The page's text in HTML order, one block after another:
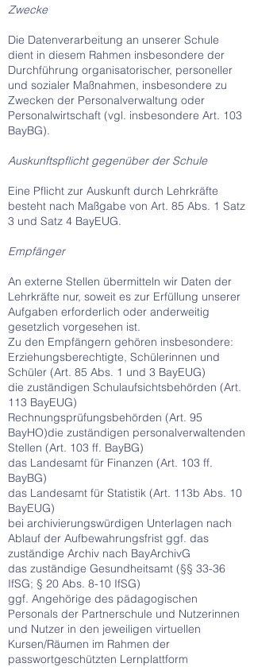
Zwecke
Die Datenverarbeitung an unserer Schule
dient in diesem Rahmen insbesondere der
Durchführung organisatorischer, personeller
und sozialer Maßnahmen, insbesondere zu
Zwecken der Personalverwaltung oder
Personalwirtschaft (vgl. insbesondere Art. 103
BayBG).
Auskunftspflicht gegenüber der Schule
Eine Pflicht zur Auskunft durch Lehrkräfte
besteht nach Maßgabe von Art. 85 Abs. 1 Satz
3 und Satz 4 BayEUG.
Empfänger
An externe Stellen übermitteln wir Daten der
Lehrkräfte nur, soweit es zur Erfüllung unserer
Aufgaben erforderlich oder anderweitig
gesetzlich vorgesehen ist.
Zu den Empfängern gehören insbesondere:
Erziehungsberechtigte, Schülerinnen und
Schüler (Art. 85 Abs. 1 und 3 BayEUG)
die zuständigen Schulaufsichtsbehörden (Art.
113 BayEUG)
Rechnungsprüfungsbehörden (Art. 95
BayHO)die zuständigen personalverwaltenden
Stellen (Art. 103 ff. BayBG)
das Landesamt für Finanzen (Art. 103 ff.
BayBG)
das Landesamt für Statistik (Art. 113b Abs. 10
BayEUG)
bei archivierungswürdigen Unterlagen nach
Ablauf der Aufbewahrungsfrist ggf. das
zuständige Archiv nach BayArchivG
das zuständige Gesundheitsamt (§§ 33-36
IfSG; § 20 Abs. 8-10 IfSG)
ggf. Angehörige des pädagogischen
Personals der Partnerschule und Nutzerinnen
und Nutzer in den jeweiligen virtuellen
Kursen/Räumen im Rahmen der
passwortgeschützten Lernplattform